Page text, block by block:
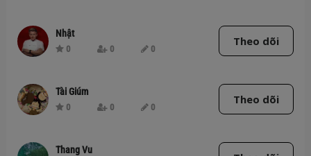
Nhật
0 0 0
Theo dõi
Tài Giúm
0 0 0
Theo dõi
Thang Vu